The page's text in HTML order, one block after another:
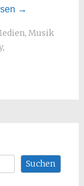
→
, Musik
,
Suchen